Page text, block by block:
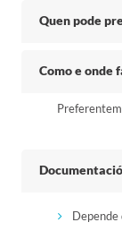
Quen pode
Como e onde